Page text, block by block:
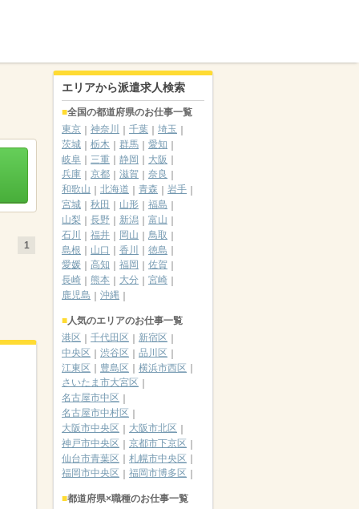
1
エリアから派遣求人検索
全国の都道府県のお仕事一覧
東京
神奈川 千葉
埼玉
茨城
栃木 群馬
愛知
岐阜
三重 静岡
大阪
兵庫
京都 滋賀
奈良
和歌山
北海道 青森
岩手
宮城
秋田 山形
福島
山梨
長野 新潟
富山
石川
福井 岡山
鳥取
島根
山口 香川
徳島
愛媛
高知 福岡
佐賀
長崎
熊本 大分
宮崎
鹿児島
沖縄
人気のエリアのお仕事一覧
港区
千代田区
新宿区
中央区
渋谷区
品川区
江東区
豊島区
横浜市西区
さいたま市大宮区
名古屋市中区
名古屋市中村区
大阪市中央区
大阪市北区
神戸市中央区
京都市下京区
仙台市青葉区
札幌市中央区
福岡市中央区
福岡市博多区
都道府県×職種のお仕事一覧